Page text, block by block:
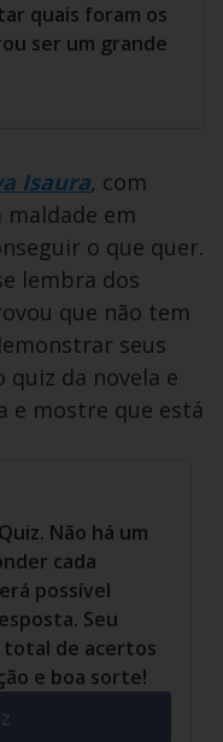
quais foram os
ser um grande
Isaura, com
maldade em
o que quer.
lembra dos
que não tem
seus
quiz da novela e
e mostre que está
Não há um
cada
possível
Seu
total de acertos
e boa sorte!